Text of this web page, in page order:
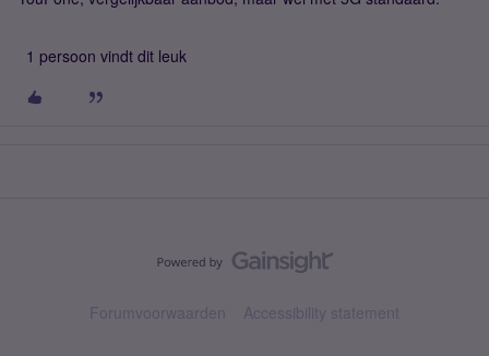
1 persoon vindt dit leuk
Forumvoorwaarden Accessibility statement